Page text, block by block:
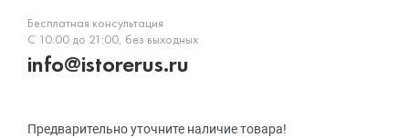
Бесплатная консультация
С 10:00 до 21:00, без выходных
info@istorerus.ru
Предварительно уточните наличие товара!